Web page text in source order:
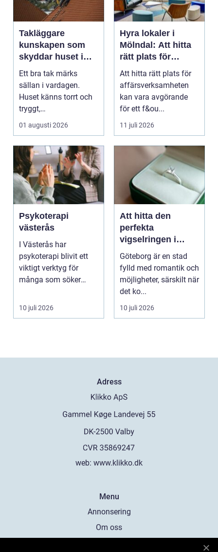
Takläggare
kunskapen som
skyddar huset i
längden
Ett bra tak märks
sällan i vardagen.
Huset känns torrt och
tryggt,
inomhusklimatet
fungerar och ener...
01 augusti 2026
Hyra lokaler i
Mölndal: Att hitta
rätt plats för
affärsverksamhete
Att hitta rätt plats för
affärsverksamheten
kan vara avgörande
för ett f&ou...
11 juli 2026
Psykoterapi
västerås
I Västerås har
psykoterapi blivit ett
viktigt verktyg för
många som söker
välmående i liv...
10 juli 2026
Att hitta den
perfekta
vigselringen i
Göteborg
Göteborg är en stad
fylld med romantik och
möjligheter, särskilt när
det ko...
10 juli 2026
Adress
web: www.klikko.dk
Menu
Annonsering
Om oss